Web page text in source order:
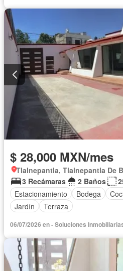
$ 28,000 MXN/mes
Tlalnepantla, Tlalnepantla De
3 Recámaras
2 Baños
Estacionamiento
Bodega
Jardín
Terraza
06/07/2026 en - Soluciones